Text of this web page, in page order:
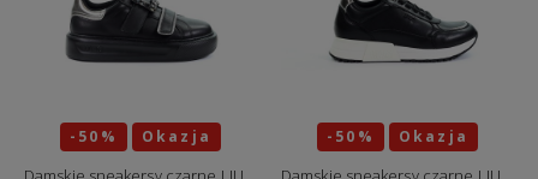
-50% Okazja -50% Okazja